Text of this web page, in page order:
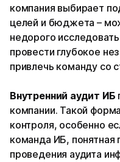
компания выбирает
целей и бюджета –
недорого
провести глубокое
привлечь команду со
Внутренний аудит ИБ
компании. Такой
контроля, особенно
команда ИБ, понятная
проведения аудита